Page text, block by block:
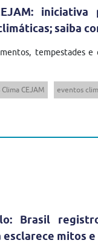
saiba
tempestades
Clima CEJAM eventos
Brasil
mitos e